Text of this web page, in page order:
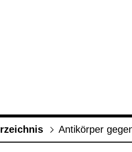
Anti­kör­per